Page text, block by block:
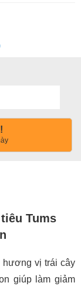
Tums
hương vị trái cây
giúp làm giảm